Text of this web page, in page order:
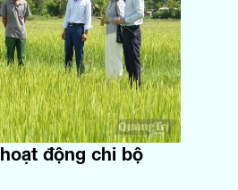
động chi bộ